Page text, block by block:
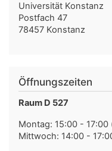
Universität Konstanz
Postfach 47
78457 Konstanz
Öffnungszeiten
Raum D 527
Montag: 15:00 -
Mittwoch: 14:00 -